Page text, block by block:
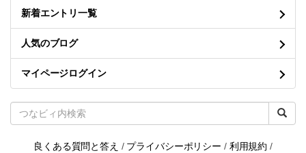
新着エントリ一覧
人気のブログ
マイページログイン
良くある質問と答え / プライバシーポリシー / 利用規約 /